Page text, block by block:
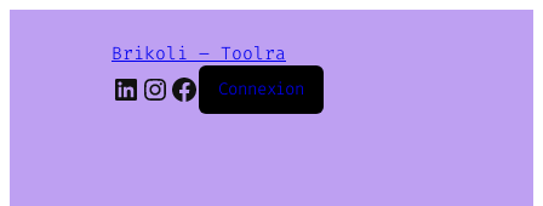
Brikoli – Toolra
LinkedIn
Instagram
Facebook
Connexion